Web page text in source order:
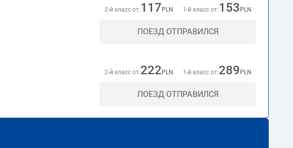
2-й класс от: 117 PLN 1-й класс от: 153 PLN
ПОЕЗД ОТПРАВИЛСЯ
2-й класс от:222 PLN 1-й класс от:289 PLN
ПОЕЗД ОТПРАВИЛСЯ